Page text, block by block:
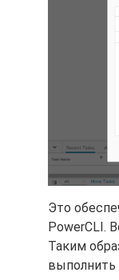
Это
PowerCLI.
Таким